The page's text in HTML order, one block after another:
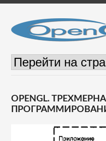
OPENGL.